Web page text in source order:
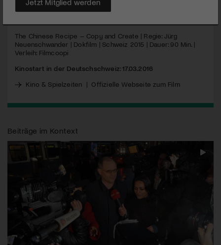
MEHR
The Chinese Recipe – Copy and Create | Regie: Jürg
Neuenschwander | Dokfilm | Schweiz 2015 | Dauer: 90 Min. |
Verleih: Filmcoopi
Kinostart in der Deutschschweiz: 17.03.2016
Kino & Spielzeiten | Offizielle Webseite zum Film
Beiträge im Kontext
Jetzt Mitglied werden